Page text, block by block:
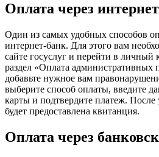
Оплата через
Один из самых удобных способов
интернет-банк. Для этого вам
сайте госуслуг и перейти в личный
раздел «Оплата административных
добавьте нужное вам
выберите способ оплаты, введите
карты и подтвердите платеж.
будет предоставлена квитанция.
Оплата через